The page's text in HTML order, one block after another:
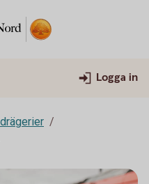
Logga in